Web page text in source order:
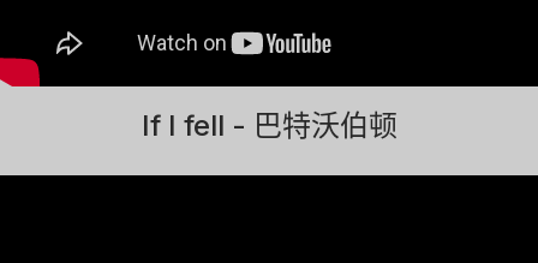
If I fell - 巴特沃伯顿